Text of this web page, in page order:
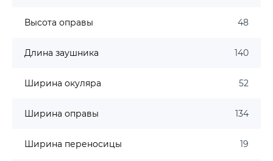
Высота оправы 48
Длина заушника 140
Ширина окуляра 52
Ширина оправы 134
Ширина переносицы 19